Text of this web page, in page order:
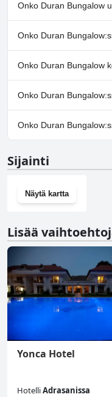
Onko Duran Bungalow
Ei, Duran Bungalow ei ole
Onko Duran
Ei, Duran Bungalow ei
Onko Duran Bungalow
Ei, Duran Bungalow ei salli
Onko Duran
Kyllä, Duran Bungalow
Onko Duran
Sijainti
Näytä kartta
Lisää
Yonca Hotel
HotelliAdrasanissa